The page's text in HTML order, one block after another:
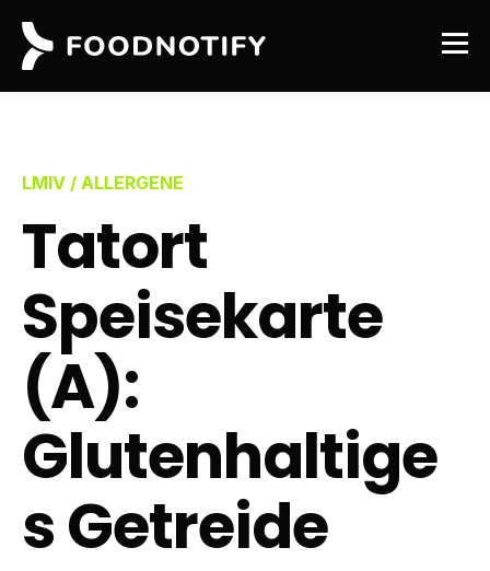
LMIV / ALLERGENE
Tatort
Speisekarte
(A):
Glutenhaltige
s Getreide